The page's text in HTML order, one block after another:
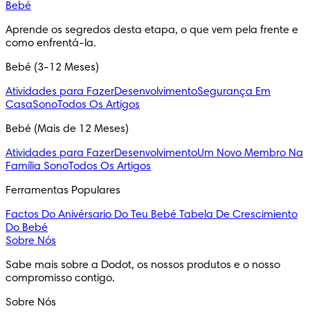
Bebé
Aprende os segredos desta etapa, o que vem pela frente e
como enfrentá-la.
Bebé (3-12 Meses)
Atividades para FazerDesenvolvimentoSegurança Em
CasaSonoTodos Os Artigos
Bebé (Mais de 12 Meses)
Atividades para FazerDesenvolvimentoUm Novo Membro Na
Família SonoTodos Os Artigos
Ferramentas Populares
Factos Do Anivérsario Do Teu Bebé Tabela De Crescimiento
Do Bebé
Sobre Nós
Sabe mais sobre a Dodot, os nossos produtos e o nosso
compromisso contigo.
Sobre Nós